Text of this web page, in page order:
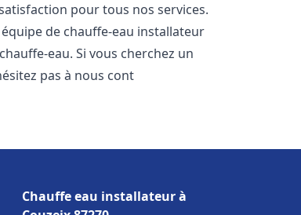
pour tous nos services.
de chauffe-eau installateur
eau. Si vous cherchez un
pas à nous cont
Chauffe eau installateur à